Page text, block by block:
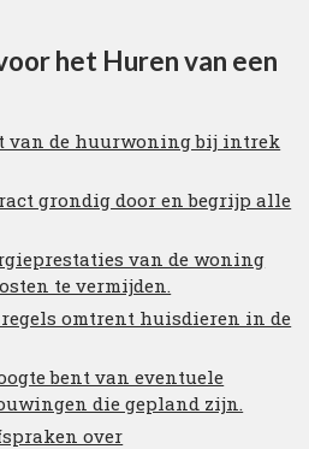
het Huren van een
van de huurwoning bij intrek
grondig door en begrijp alle
van de woning
te vermijden.
omtrent huisdieren in de
bent van eventuele
die gepland zijn.
over